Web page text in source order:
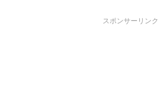
スポンサーリンク